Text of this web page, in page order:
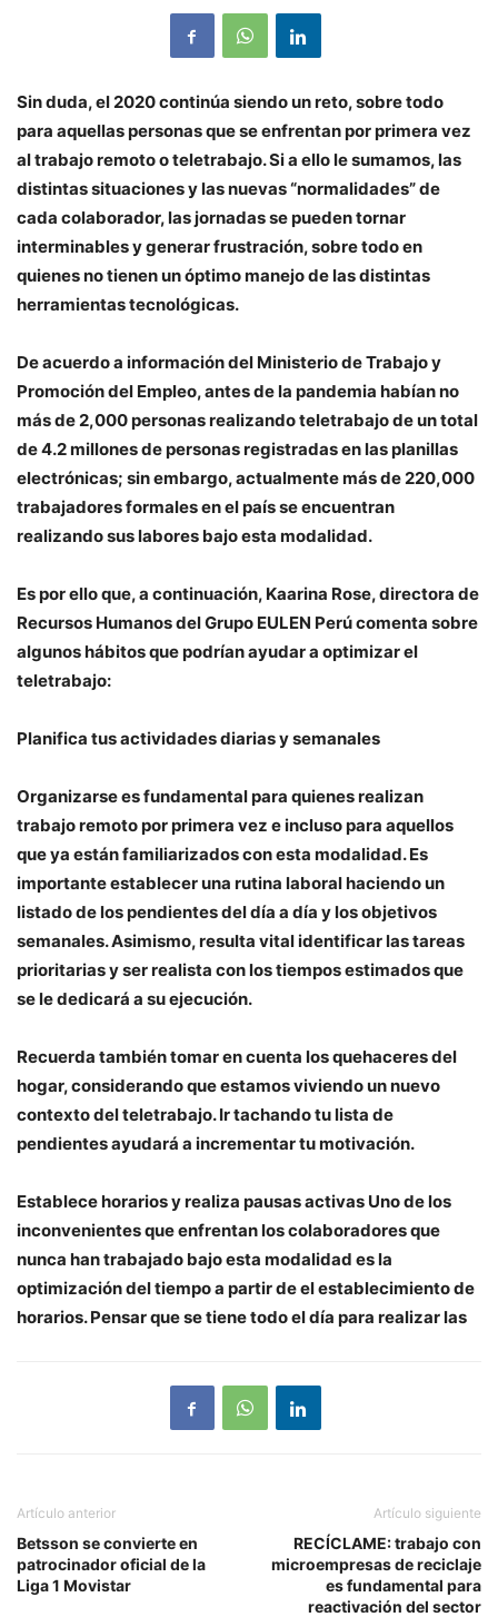
Sin duda, el 2020 continúa siendo un reto, sobre todo
para aquellas personas que se enfrentan por primera vez
al trabajo remoto o teletrabajo. Si a ello le sumamos, las
distintas situaciones y las nuevas “normalidades” de
cada colaborador, las jornadas se pueden tornar
interminables y generar frustración, sobre todo en
quienes no tienen un óptimo manejo de las distintas
herramientas tecnológicas.
De acuerdo a información del Ministerio de Trabajo y
Promoción del Empleo, antes de la pandemia habían no
más de 2,000 personas realizando teletrabajo de un total
de 4.2 millones de personas registradas en las planillas
electrónicas; sin embargo, actualmente más de 220,000
trabajadores formales en el país se encuentran
realizando sus labores bajo esta modalidad.
Es por ello que, a continuación, Kaarina Rose, directora de
Recursos Humanos del Grupo EULEN Perú comenta sobre
algunos hábitos que podrían ayudar a optimizar el
teletrabajo:
Planifica tus actividades diarias y semanales
Organizarse es fundamental para quienes realizan
trabajo remoto por primera vez e incluso para aquellos
que ya están familiarizados con esta modalidad. Es
importante establecer una rutina laboral haciendo un
listado de los pendientes del día a día y los objetivos
semanales. Asimismo, resulta vital identificar las tareas
prioritarias y ser realista con los tiempos estimados que
se le dedicará a su ejecución.
Recuerda también tomar en cuenta los quehaceres del
hogar, considerando que estamos viviendo un nuevo
contexto del teletrabajo. Ir tachando tu lista de
pendientes ayudará a incrementar tu motivación.
Establece horarios y realiza pausas activas Uno de los
inconvenientes que enfrentan los colaboradores que
nunca han trabajado bajo esta modalidad es la
optimización del tiempo a partir de el establecimiento de
horarios. Pensar que se tiene todo el día para realizar las
Artículo anterior
Betsson se convierte en
patrocinador oficial de la
Liga 1 Movistar
Artículo siguiente
RECÍCLAME: trabajo con
microempresas de reciclaje
es fundamental para
reactivación del sector